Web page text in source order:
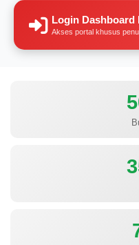
Login Dashboard
Akses portal khusus